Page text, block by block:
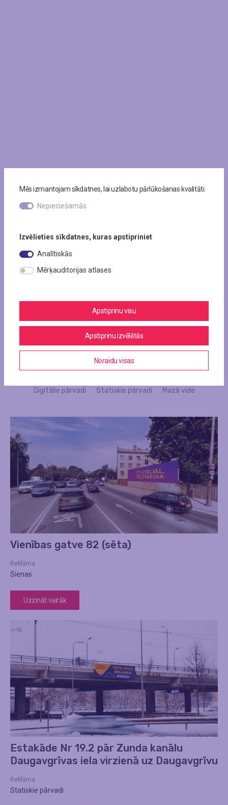
Visas lokācijas Sienas Digitālie ekrāni
Digitālie pārvadi Statiskie pārvadi Mazā vide
Vienības gatve 82 (sēta)
Reklāma
Sienas
Uzzināt vairāk
Estakāde Nr 19.2 pār Zunda kanālu
Daugavgrīvas iela virzienā uz Daugavgrīvu
Reklāma
Statiskie pārvadi
Mēs izmantojam sīkdatnes, lai uzlabotu pārlūkošanas kvalitāti.
Nepieciešamās
Izvēlieties sīkdatnes, kuras apstipriniet
Analītiskās
Mērķauditorijas atlases
Apstiprinu visu
Apstiprinu izvēlētās
Noraidu visas